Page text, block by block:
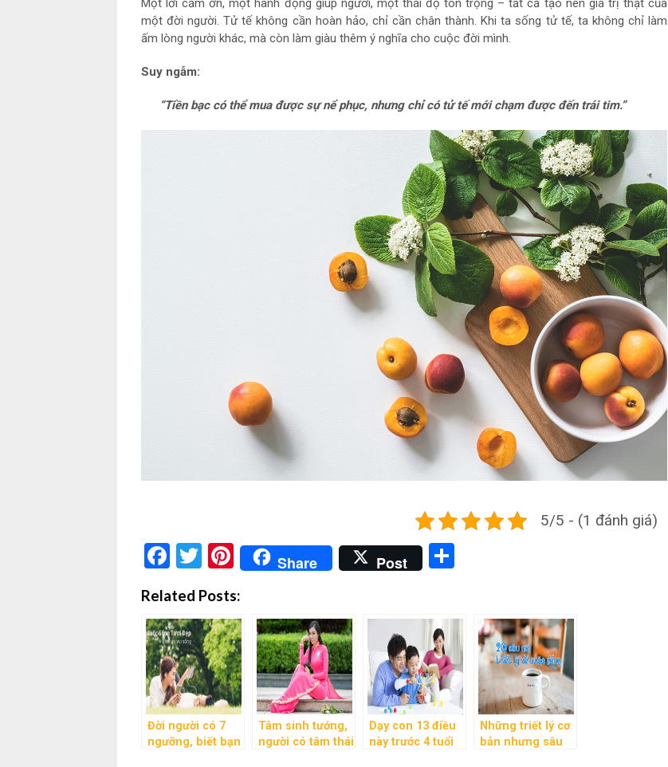
Một lời cảm ơn, một hành động giúp người, một thái độ tôn trọng – tất cả tạo nên giá trị thật của
một đời người. Tử tế không cần hoàn hảo, chỉ cần chân thành. Khi ta sống tử tế, ta không chỉ làm
ấm lòng người khác, mà còn làm giàu thêm ý nghĩa cho cuộc đời mình.
Suy ngẫm:
“Tiền bạc có thể mua được sự nể phục, nhưng chỉ có tử tế mới chạm được đến trái tim.”
5/5 - (1 đánh giá)
Facebook
Twitter
Pinterest
Share Post
Related Posts:
Đời người có 7
ngưỡng, biết bạn
Tâm sinh tướng,
người có tâm thái
Dạy con 13 điều
này trước 4 tuổi
Những triết lý cơ
bản nhưng sâu